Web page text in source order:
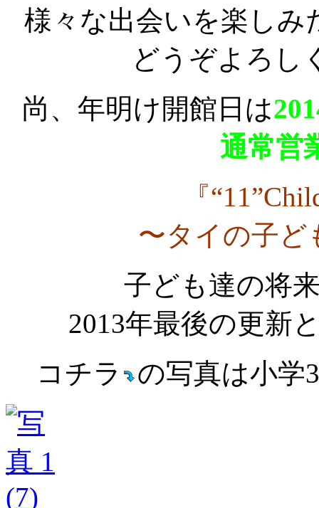
様々な出会いを楽し
どうぞよろし
尚、年明け開館日は
通常営
『
〜タイの子ど
子ども達の将
2013年最後の更新
コチラ
の写真は小学